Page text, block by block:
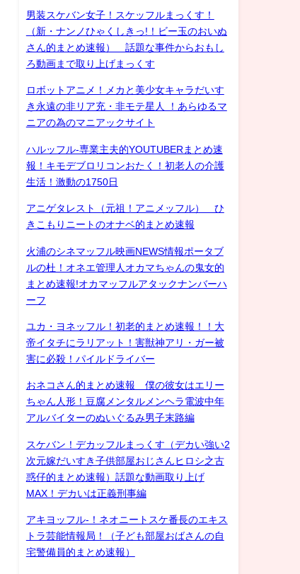
男装スケバン女子！スケッフルまっくす！
（新・ナンノひゃくしきっ!！ビー玉のおいぬ
さん的まとめ速報） 話題な事件からおもし
ろ動画まで取り上げまっくす
ロボットアニメ！メカと美少女キャラだいす
き永遠の非リア充・非モテ星人 ！あらゆるマ
ニアの為のマニアックサイト
ハルッフル-専業主夫的YOUTUBERまとめ速
報！キモデブロリコンおたく！初老人の介護
生活！激動の1750日
アニゲタレスト（元祖！アニメッフル） ひ
きこもりニートのオナベ的まとめ速報
火浦のシネマッフル映画NEWS情報ポータブ
ルの杜！オネエ管理人オカマちゃんの鬼女的
まとめ速報!オカマッフルアタックナンバーハ
ーフ
ユカ・ヨネッフル！初老的まとめ速報！！大
帝イタチにラリアット！害獣神アリ・ガー被
害に必殺！パイルドライバー
おネコさん的まとめ速報 僕の彼女はエリー
ちゃん人形！豆腐メンタルメンヘラ電波中年
アルバイターのぬいぐるみ男子末路編
スケバン！デカッフルまっくす（デカい強い2
次元嫁だいすき子供部屋おじさんヒロシ之古
惑仔的まとめ速報）話題な動画取り上げ
MAX！デカいは正義刑事編
アキヨッフル-！ネオニートスケ番長のエキス
トラ芸能情報局！（子ども部屋おばさんの自
宅警備員的まとめ速報）